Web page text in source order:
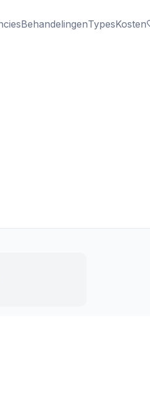
BehandelingenTypesKosten